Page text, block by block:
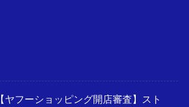
【ヤフーショッピング開店審査】スト